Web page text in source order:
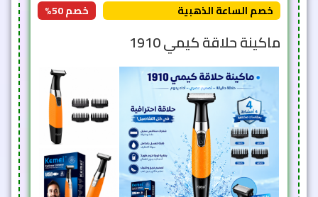
خصم الساعة الذهبية خصم 50%
ماكينة حلاقة كيمي 1910